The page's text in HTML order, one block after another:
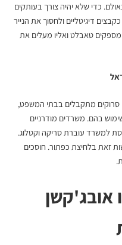
כדי שלא יהיה צורך בעותקים
דיגיטליים ולחסוך את הנייר
טאבלט ואליו מעלים את
סרוקים מתקבלים בבתי המשפט,
בהם. משרדים מודרניים
למשרד עוברת סריקה וקטלוג.
זאת בלחיצת כפתור. חוסכים
אובג'קשן